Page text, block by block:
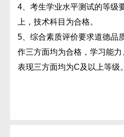
4、考生学业水平测试的等级
上，技术科目为合格。
5、综合素质评价要求道德品
作三方面均为合格，学习能
表现三方面均为C及以上等级。